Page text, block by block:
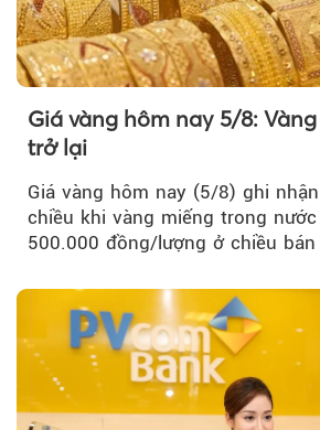
Giá vàng hôm nay 5/8:
trở lại
Giá vàng hôm nay (5/8) ghi
chiều khi vàng miếng trong
500.000 đồng/lượng ở chiều
thương hiệu.